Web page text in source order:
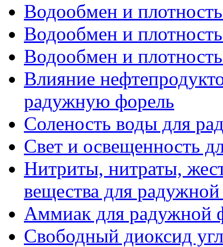
Водообмен и
Водообмен и
Водообмен и
Влияние
радужную форель
Соленость воды для
Свет и освещенность
Нитриты, нитраты,
вещества для
Аммиак для радужной
Свободный диоксид